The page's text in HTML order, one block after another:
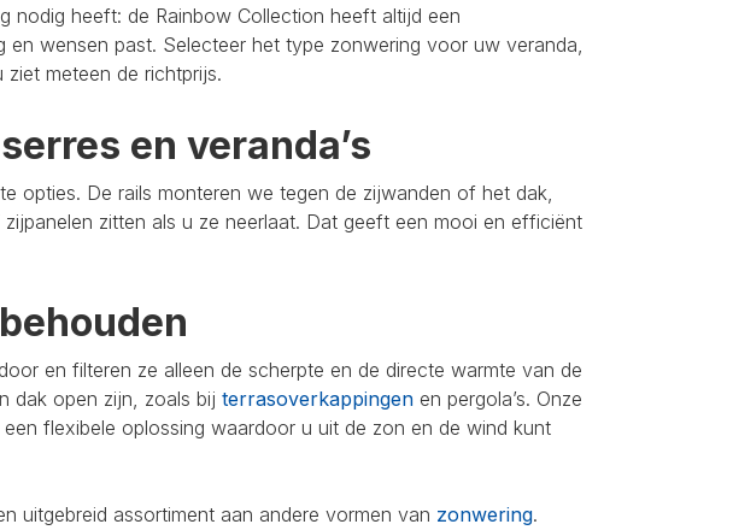
nodig heeft: de Rainbow Collection heeft altijd een
wensen past. Selecteer het type zonwering voor uw veranda,
meteen de richtprijs.
en veranda’s
opties. De rails monteren we tegen de zijwanden of het dak,
zitten als u ze neerlaat. Dat geeft een mooi en efficiënt
en filteren ze alleen de scherpte en de directe warmte van de
dak open zijn, zoals bij terrasoverkappingen en pergola’s. Onze
flexibele oplossing waardoor u uit de zon en de wind kunt
uitgebreid assortiment aan andere vormen van zonwering.